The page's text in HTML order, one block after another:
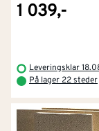
1 039,-
Leveringsklar
På lager 22 steder